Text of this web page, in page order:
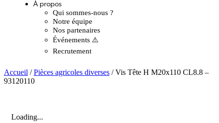
À propos
Qui sommes-nous ?
Notre équipe
Nos partenaires
Événements ⚠️
Recrutement
Accueil /Pièces agricoles diverses / Vis Tête H M20x110 CL8.8 –
93120110
Loading...